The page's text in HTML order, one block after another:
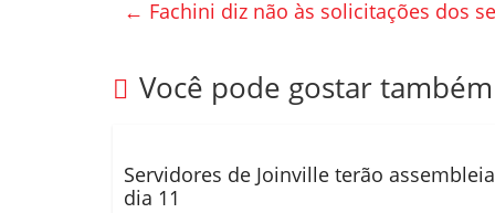
o
o
til
h
← Fachini diz não às solicitações dos
Você pode gostar também
Servidores de Joinville terão assembleia
dia 11